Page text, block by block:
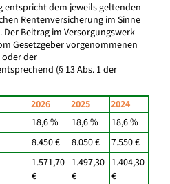
dem jeweils geltenden
Rentenversicherung im Sinne
Der Beitrag im Versorgungswerk
Gesetzgeber vorgenommenen
oder der
(§ 13 Abs. 1 der
2026
2025
2024
18,6 % 18,6 %
18,6 %
8.450 € 8.050 €
7.550 €
1.571,70
€
1.497,30
€
1.404,30
€